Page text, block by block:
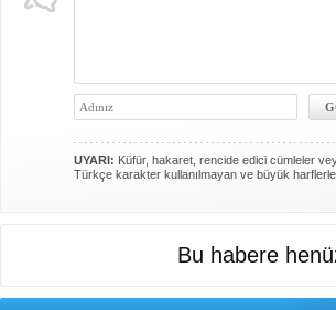
UYARI: Küfür, hakaret, rencide edici cümleler
Türkçe karakter kullanılmayan ve büyük
Bu habere